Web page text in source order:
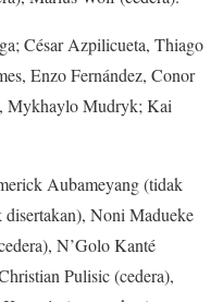
César Azpilicueta, Thiago
Enzo Fernández, Conor
Mykhaylo Mudryk; Kai
Aubameyang (tidak
Noni Madueke
N’Golo Kanté
Pulisic (cedera),